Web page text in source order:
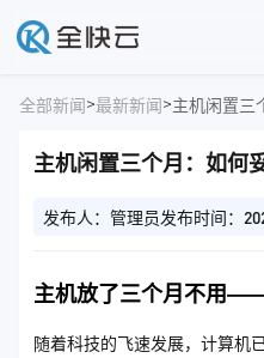
全部新闻>最新新闻>主机闲置三
主机闲置三个月：如何
发布人：管理员发布时间：
主机放了三个月不用
随着科技的飞速发展，计算机